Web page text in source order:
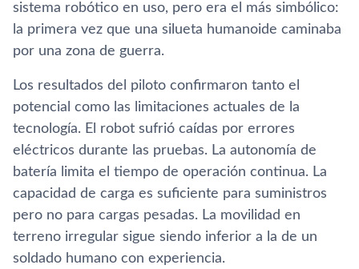
sistema robótico en uso, pero era el más simbólico:
la primera vez que una silueta humanoide caminaba
por una zona de guerra.
Los resultados del piloto confirmaron tanto el
potencial como las limitaciones actuales de la
tecnología. El robot sufrió caídas por errores
eléctricos durante las pruebas. La autonomía de
batería limita el tiempo de operación continua. La
capacidad de carga es suficiente para suministros
pero no para cargas pesadas. La movilidad en
terreno irregular sigue siendo inferior a la de un
soldado humano con experiencia.